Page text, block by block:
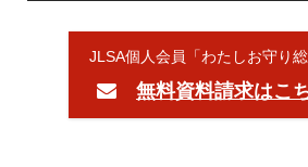
JLSA個人会員「わたしお守り総
無料資料請求はこ